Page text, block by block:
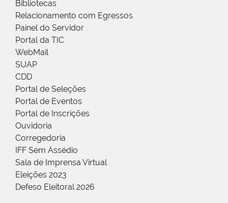
Bibliotecas
Relacionamento com Egressos
Painel do Servidor
Portal da TIC
WebMail
SUAP
CDD
Portal de Seleções
Portal de Eventos
Portal de Inscrições
Ouvidoria
Corregedoria
IFF Sem Assédio
Sala de Imprensa Virtual
Eleições 2023
Defeso Eleitoral 2026